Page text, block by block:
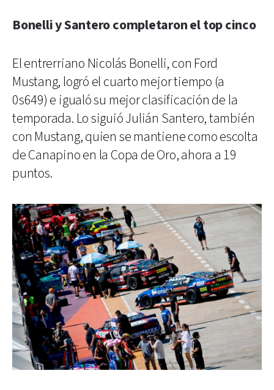
Bonelli y Santero completaron el top cinco
El entrerriano Nicolás Bonelli, con Ford
Mustang, logró el cuarto mejor tiempo (a
0s649) e igualó su mejor clasificación de la
temporada. Lo siguió Julián Santero, también
con Mustang, quien se mantiene como escolta
de Canapino en la Copa de Oro, ahora a 19
puntos.